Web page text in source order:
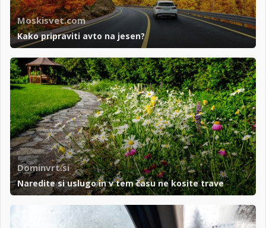
Moskisvet.com
Kako pripraviti avto na jesen?
Dominvrt.si
Naredite si uslugo in v tem času ne kosite trave